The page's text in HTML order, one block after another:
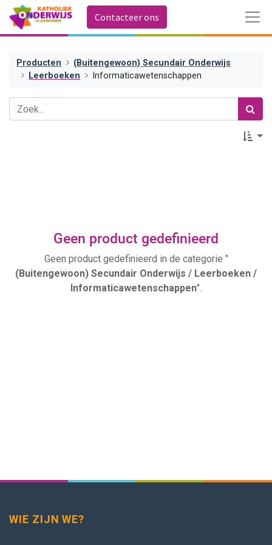
Contacteer ons
Producten
(Buitengewoon) Secundair Onderwijs
Leerboeken
Informaticawetenschappen
Geen product gedefinieerd
Geen product gedefinieerd in de categorie "
(Buitengewoon) Secundair Onderwijs / Leerboeken /
Informaticawetenschappen".
WIE ZIJN WE?